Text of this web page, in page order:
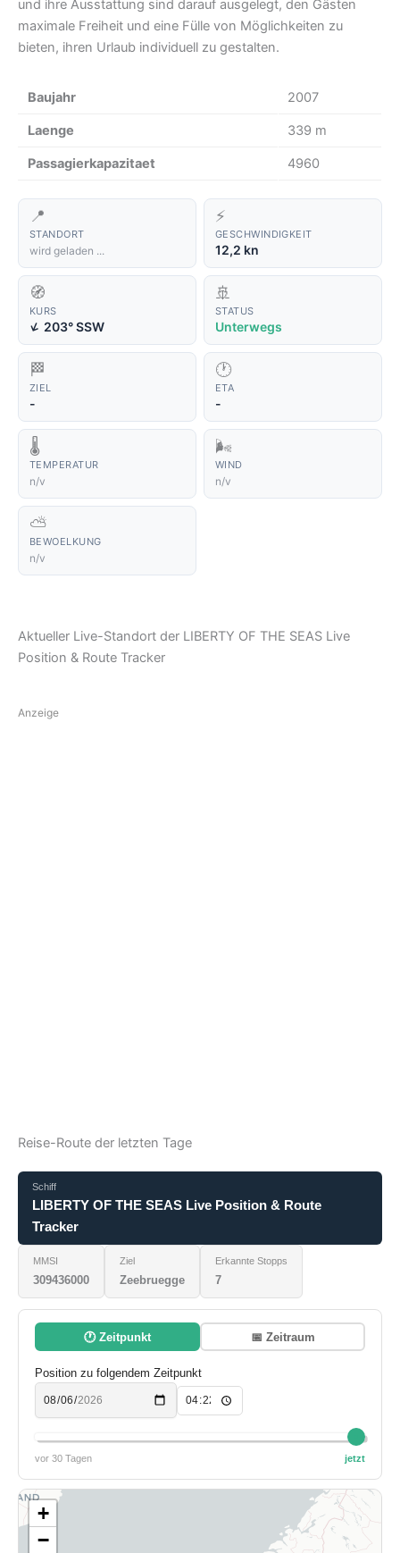
und ihre Ausstattung sind darauf ausgelegt, den Gästen
maximale Freiheit und eine Fülle von Möglichkeiten zu
bieten, ihren Urlaub individuell zu gestalten.
Baujahr 2007
Laenge 339 m
Passagierkapazitaet 4960
📍
STANDORT
wird geladen ...
⚡
GESCHWINDIGKEIT
12,2 kn
🧭
KURS
↑ 203° SSW
🚢
STATUS
Unterwegs
🏁
ZIEL
-
🕐
ETA
-
🌡️
TEMPERATUR
n/v
🌬️
WIND
n/v
⛅
BEWOELKUNG
n/v
Aktueller Live-Standort der LIBERTY OF THE SEAS Live
Position & Route Tracker
Anzeige
Reise-Route der letzten Tage
Schiff
LIBERTY OF THE SEAS Live Position & Route
Tracker
MMSI
309436000
Ziel
Zeebruegge
Erkannte Stopps
7
🕐 Zeitpunkt 📅 Zeitraum
Position zu folgendem Zeitpunkt
vor 30 Tagen jetzt
+
−